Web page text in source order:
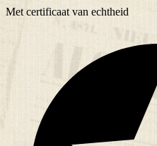
Met certificaat van echtheid